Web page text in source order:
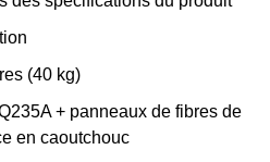
(40 kg)
+ panneaux de fibres de
en caoutchouc